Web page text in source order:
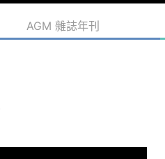
AGM 雜誌年刊